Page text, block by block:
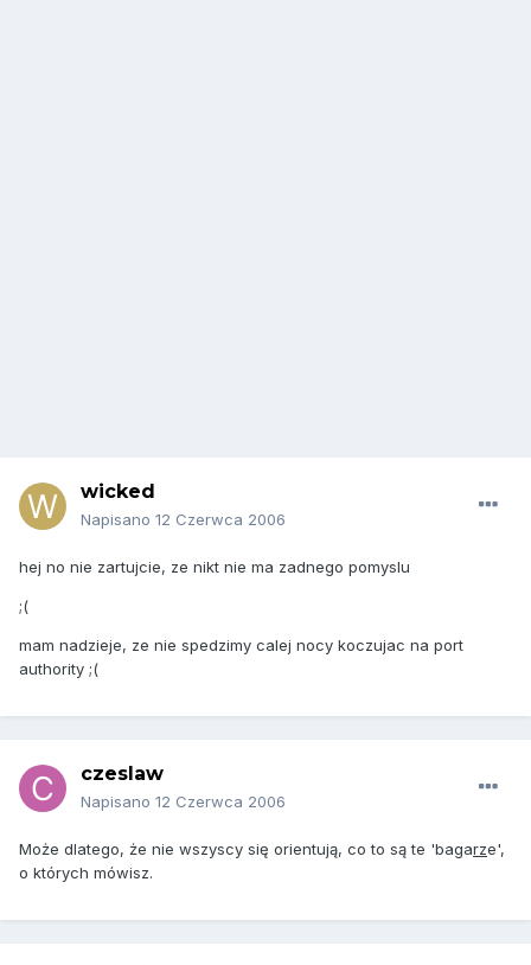
wicked
Napisano 12 Czerwca 2006
hej no nie zartujcie, ze nikt nie ma zadnego pomyslu
;(
mam nadzieje, ze nie spedzimy calej nocy koczujac na port
authority ;(
czeslaw
Napisano 12 Czerwca 2006
Może dlatego, że nie wszyscy się orientują, co to są te 'bagarze',
o których mówisz.